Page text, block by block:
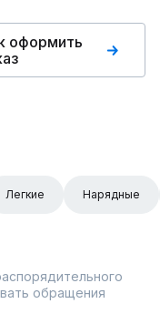
оформить
Легкие Нарядные
обращения